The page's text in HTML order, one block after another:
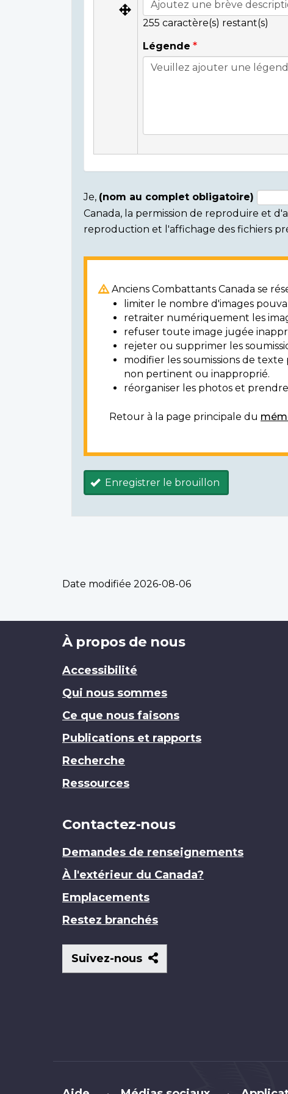
255 caractère(s) restant(s)
Légende
Consent
section
Je, (nom au complet obligatoire)
Canada, la permission de reproduire et
reproduction et l'affichage des fichiers
Anciens Combattants Canada se
limiter le nombre d'images
retraiter numériquement les
refuser toute image jugée
rejeter ou supprimer les
modifier les soumissions de
non pertinent ou inapproprié.
réorganiser les photos et
Retour à la page principale du
Enregistrer le brouillon
Date modifiée 2026-08-06
Brand
À propos de nous
Accessibilité
Qui nous sommes
Ce que nous faisons
Publications et rapports
Recherche
Ressources
Contactez-nous
Demandes de renseignements
À l'extérieur du Canada?
Emplacements
Restez branchés
Suivez-nous
Suivez-
nous
Brand